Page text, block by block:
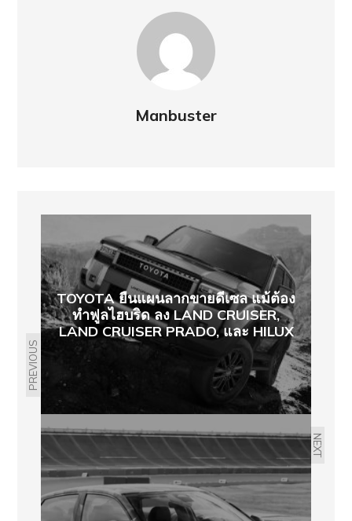
Manbuster
PREVIOUS
TOYOTA ยืนแผนลากขายดีเซล แม้ต้อง
ทำฟูลไฮบริด ลง LAND CRUISER,
LAND CRUISER PRADO, และ HILUX
NEXT